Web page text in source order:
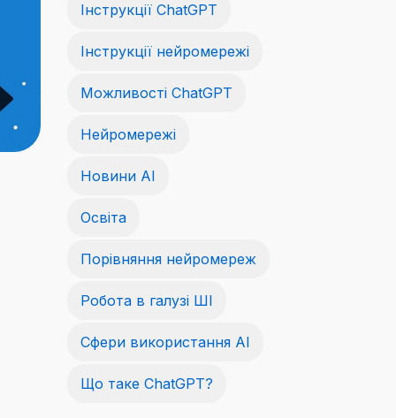
Інструкції ChatGPT
Інструкції нейромережі
Можливості ChatGPT
Нейромережі
Новини AI
Освіта
Порівняння нейромереж
Робота в галузі ШІ
Сфери використання AI
Що таке ChatGPT?